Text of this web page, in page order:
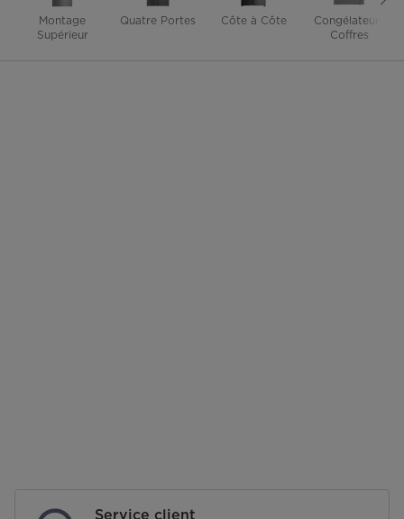
Montage
Supérieur
Quatre Portes Côte à Côte
Congélateurs
Coffres
Service client